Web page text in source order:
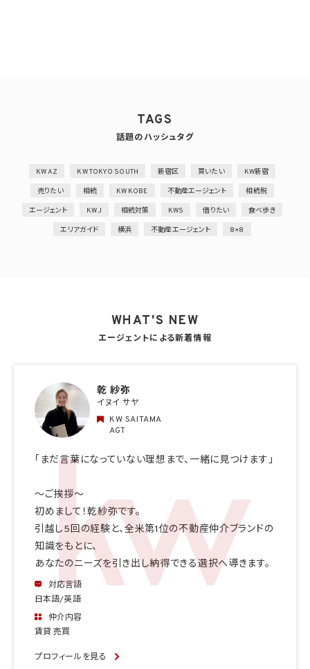
TAGS
話題のハッシュタグ
KW AZ KW TOKYO SOUTH 新宿区 買いたい KW新宿
売りたい 相続 KW KOBE 不動産エージェント 相続税
エージェント KWJ 相続対策 KWS 借りたい 食べ歩き
エリアガイド 横浜 不動産エージェント 8×8
WHAT'S NEW
エージェントによる新着情報
乾 紗弥
イヌイ サヤ
KW SAITAMA
AGT
「まだ言葉になっていない理想まで、一緒に見つけます」
〜ご挨拶〜
初めまして！乾紗弥です。
引越し5回の経験と、全米第1位の不動産仲介ブランドの
知識をもとに、
あなたのニーズを引き出し納得できる選択へ導きます。
対応言語
日本語/英語
仲介内容
賃貸 売買
プロフィールを見る